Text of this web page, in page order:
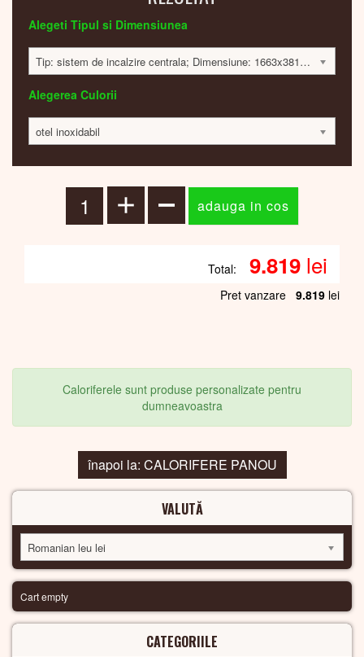
Alegeti Tipul si Dimensiunea
Tip: sistem de incalzire centrala; Dimensiune: 1663x381x47mm; 608 Watt; 9792 lei
Alegerea Culorii
otel inoxidabil
Total: 9.819 lei
Pret vanzare 9.819 lei
Caloriferele sunt produse personalizate pentru
dumneavoastra
înapoi la: CALORIFERE PANOU
VALUTĂ
Romanian leu lei
Cart empty
CATEGORIILE